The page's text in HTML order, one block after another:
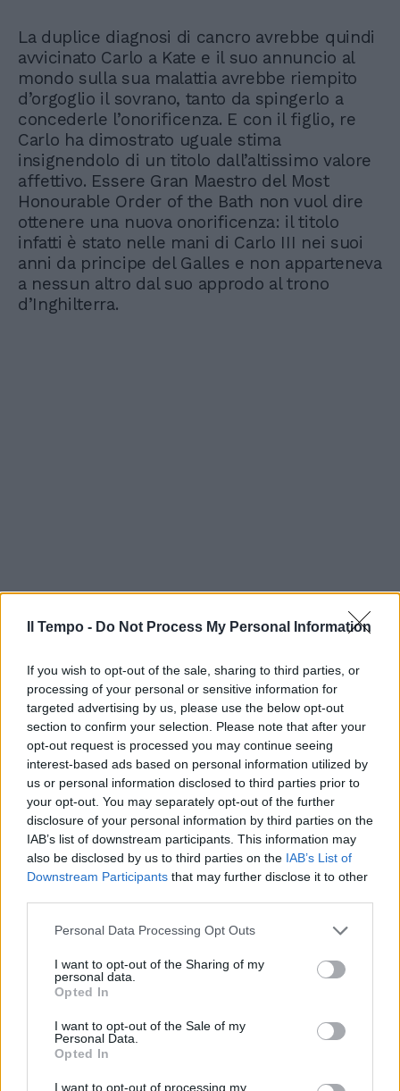
Il Tempo - Do Not Process My Personal Information
If you wish to opt-out of the sale, sharing to third parties, or
processing of your personal or sensitive information for
targeted advertising by us, please use the below opt-out
section to confirm your selection. Please note that after your
opt-out request is processed you may continue seeing
interest-based ads based on personal information utilized by
us or personal information disclosed to third parties prior to
your opt-out. You may separately opt-out of the further
disclosure of your personal information by third parties on the
IAB’s list of downstream participants. This information may
also be disclosed by us to third parties on the IAB’s List of
Downstream Participants that may further disclose it to other
Personal Data Processing Opt Outs
I want to opt-out of the Sharing of my
personal data.
Opted In
I want to opt-out of the Sale of my
Personal Data.
Opted In
I want to opt-out of processing my
La duplice diagnosi di cancro avrebbe quindi
avvicinato Carlo a Kate e il suo annuncio al
mondo sulla sua malattia avrebbe riempito
d’orgoglio il sovrano, tanto da spingerlo a
concederle l’onorificenza. E con il figlio, re
Carlo ha dimostrato uguale stima
insignendolo di un titolo dall’altissimo valore
affettivo. Essere Gran Maestro del Most
Honourable Order of the Bath non vuol dire
ottenere una nuova onorificenza: il titolo
infatti è stato nelle mani di Carlo III nei suoi
anni da principe del Galles e non apparteneva
a nessun altro dal suo approdo al trono
d’Inghilterra.